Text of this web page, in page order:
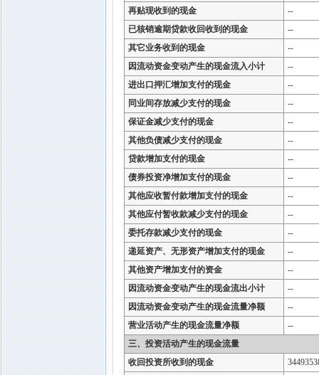
再贴现收到的现金
--
已核销逾期贷款收回收到的现金
--
其它业务收到的现金
--
因流动资金变动产生的现金流入小计
--
进出口押汇增加支付的现金
--
同业间存放减少支付的现金
--
保证金减少支付的现金
--
其他负债减少支付的现金
--
贷款增加支付的现金
--
债券投资净增加支付的现金
--
其他应收暂付款增加支付的现金
--
其他应付暂收款减少支付的现金
--
委托存款减少支付的现金
--
递延资产、无形资产增加支付的现金
--
其他资产增加支付的资金
--
因流动资金变动产生的现金流出小计
--
因流动资金变动产生的现金流量净额
--
营业活动产生的现金流量净额
--
三、投资活动产生的现金流量
收回投资所收到的现金